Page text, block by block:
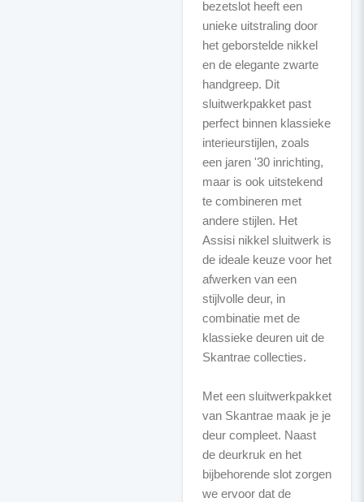
bezetslot heeft een
unieke uitstraling door
het geborstelde nikkel
en de elegante zwarte
handgreep. Dit
sluitwerkpakket past
perfect binnen klassieke
interieurstijlen, zoals
een jaren '30 inrichting,
maar is ook uitstekend
te combineren met
andere stijlen. Het
Assisi nikkel sluitwerk is
de ideale keuze voor het
afwerken van een
stijlvolle deur, in
combinatie met de
klassieke deuren uit de
Skantrae collecties.
Met een sluitwerkpakket
van Skantrae maak je je
deur compleet. Naast
de deurkruk en het
bijbehorende slot zorgen
we ervoor dat de